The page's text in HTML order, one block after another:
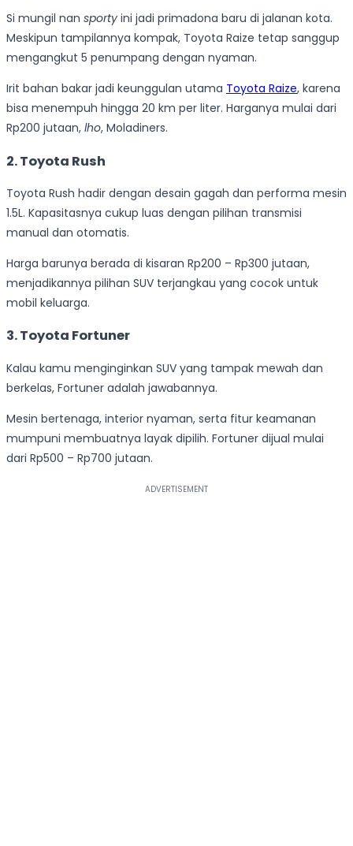
Si mungil nan sporty ini jadi primadona baru di jalanan kota.
Meskipun tampilannya kompak, Toyota Raize tetap sanggup
mengangkut 5 penumpang dengan nyaman.
Irit bahan bakar jadi keunggulan utama Toyota Raize, karena
bisa menempuh hingga 20 km per liter. Harganya mulai dari
Rp200 jutaan, lho, Moladiners.
2. Toyota Rush
Toyota Rush hadir dengan desain gagah dan performa mesin
1.5L. Kapasitasnya cukup luas dengan pilihan transmisi
manual dan otomatis.
Harga barunya berada di kisaran Rp200 – Rp300 jutaan,
menjadikannya pilihan SUV terjangkau yang cocok untuk
mobil keluarga.
3. Toyota Fortuner
Kalau kamu menginginkan SUV yang tampak mewah dan
berkelas, Fortuner adalah jawabannya.
Mesin bertenaga, interior nyaman, serta fitur keamanan
mumpuni membuatnya layak dipilih. Fortuner dijual mulai
dari Rp500 – Rp700 jutaan.